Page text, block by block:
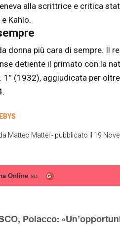
alla scrittrice e critica
Kahlo.
donna più cara di sempre. Il
detiente il primato con la
(1932), aggiudicata per
Matteo Mattei - pubblicato il 19
Online su
Polacco: